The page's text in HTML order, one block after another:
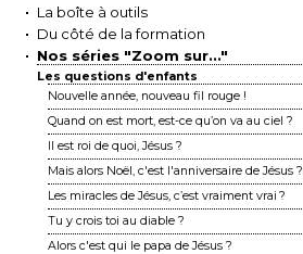
La boîte à outils
Du côté de la formation
Nos séries "Zoom sur..."
Les questions d'enfants
Nouvelle année, nouveau fil rouge !
Quand on est mort, est-ce qu’on va au ciel ?
Il est roi de quoi, Jésus ?
Mais alors Noël, c'est l'anniversaire de Jésus ?
Les miracles de Jésus, c’est vraiment vrai ?
Tu y crois toi au diable ?
Alors c'est qui le papa de Jésus ?